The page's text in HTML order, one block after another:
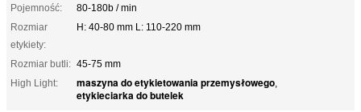
Pojemność:
80-180b / min
Rozmiar
etykiety:
H: 40-80 mm L: 110-220 mm
Rozmiar butli: 45-75 mm
High Light:
maszyna do etykietowania przemysłowego,
etykieciarka do butelek